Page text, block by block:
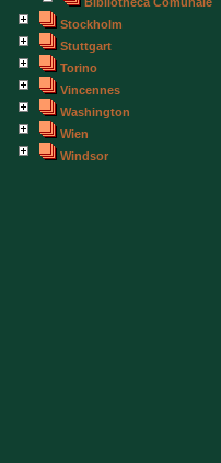
Stockholm
Stuttgart
Torino
Vincennes
Washington
Wien
Windsor